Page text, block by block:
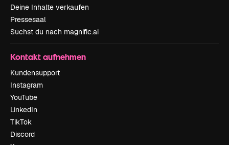
Deine Inhalte verkaufen
Pressesaal
Suchst du nach magnific.ai
Kontakt aufnehmen
Kundensupport
Instagram
YouTube
LinkedIn
TikTok
Discord